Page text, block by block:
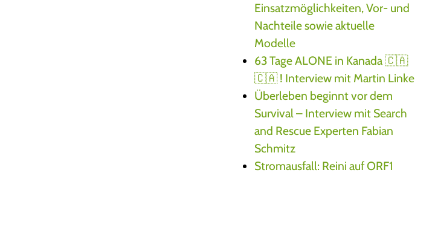
Einsatzmöglichkeiten, Vor- und
Nachteile sowie aktuelle
Modelle
63 Tage ALONE in Kanada 🇨🇦
🇨🇦 ! Interview mit Martin Linke
Überleben beginnt vor dem
Survival – Interview mit Search
and Rescue Experten Fabian
Schmitz
Stromausfall: Reini auf ORF1